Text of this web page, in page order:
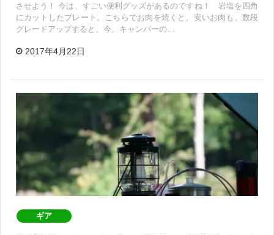
させよう！ 今は、すごい便利グッズがあるのですね！ 岩塩を四角
にカットしたプレート。こちらでお肉を焼くと、安いお肉も、数段
グレードアップすると、今、キャンパーの…
2017年4月22日
ギア